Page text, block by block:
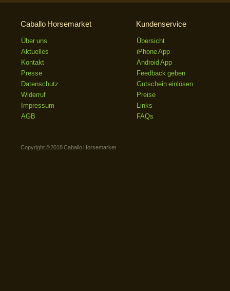
Caballo Horsemarket
Über uns
Aktuelles
Kontakt
Presse
Datenschutz
Widerruf
Impressum
AGB
Kundenservice
Übersicht
iPhone App
Android App
Feedback geben
Gutschein einlösen
Preise
Links
FAQs
Copyright © 2018 Caballo Horsemarket